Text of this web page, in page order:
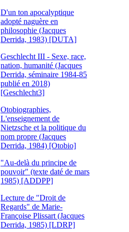
D'un ton apocalyptique
adopté naguère en
philosophie (Jacques
Derrida, 1983) [DUTA]
Geschlecht III - Sexe, race,
nation, humanité (Jacques
Derrida, séminaire 1984-85
publié en 2018)
[Geschlecht3]
Otobiographies,
L'enseignement de
Nietzsche et la politique du
nom propre (Jacques
Derrida, 1984) [Otobio]
"Au-delà du principe de
pouvoir" (texte daté de mars
1985) [ADDPP]
Lecture de "Droit de
Regards" de Marie-
Françoise Plissart (Jacques
Derrida, 1985) [LDRP]